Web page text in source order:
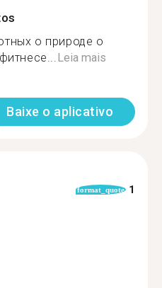
о природе о
Leia mais
Baixe o aplicativo
format_quote 1